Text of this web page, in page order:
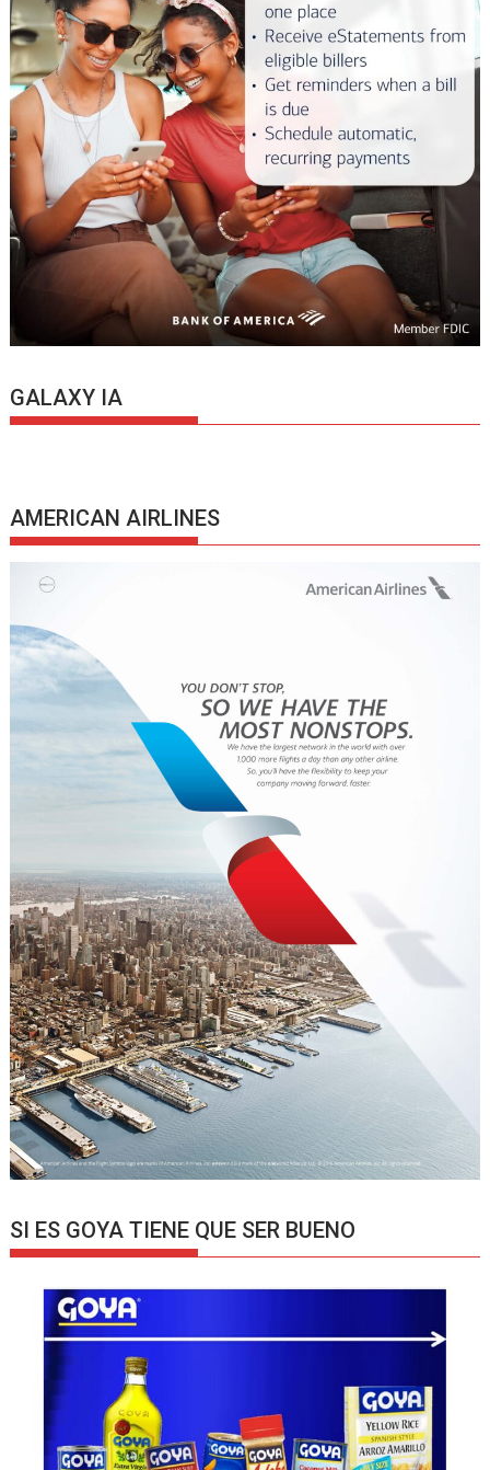
GALAXY IA
AMERICAN AIRLINES
SI ES GOYA TIENE QUE SER BUENO